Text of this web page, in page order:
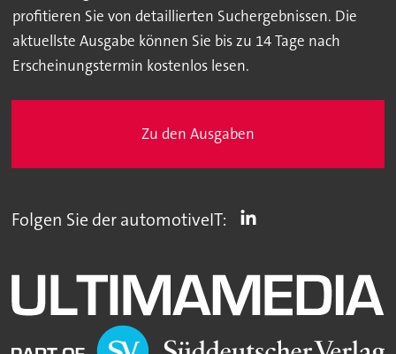
profitieren Sie von detaillierten Suchergebnissen. Die
aktuellste Ausgabe können Sie bis zu 14 Tage nach
Erscheinungstermin kostenlos lesen.
Zu den Ausgaben
Folgen Sie der automotiveIT: